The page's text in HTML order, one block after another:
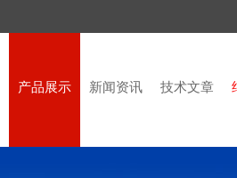
产品展示 新闻资讯 技术文章